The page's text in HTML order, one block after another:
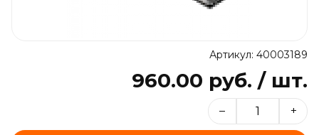
Артикул: 40003189
960.00 руб. / шт.
– +